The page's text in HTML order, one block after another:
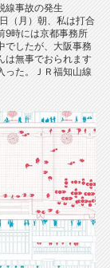
線事故の発生
（月）朝、私は打合
9時には京都事務所
でしたが、大阪事務
は無事でおられます
った。ＪＲ福知山線